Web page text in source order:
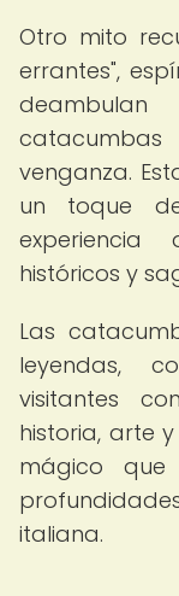
Otro mito
errantes",
venganza.
un toque
históricos y
Las
leyendas,
visitantes
historia, arte
mágico
italiana.